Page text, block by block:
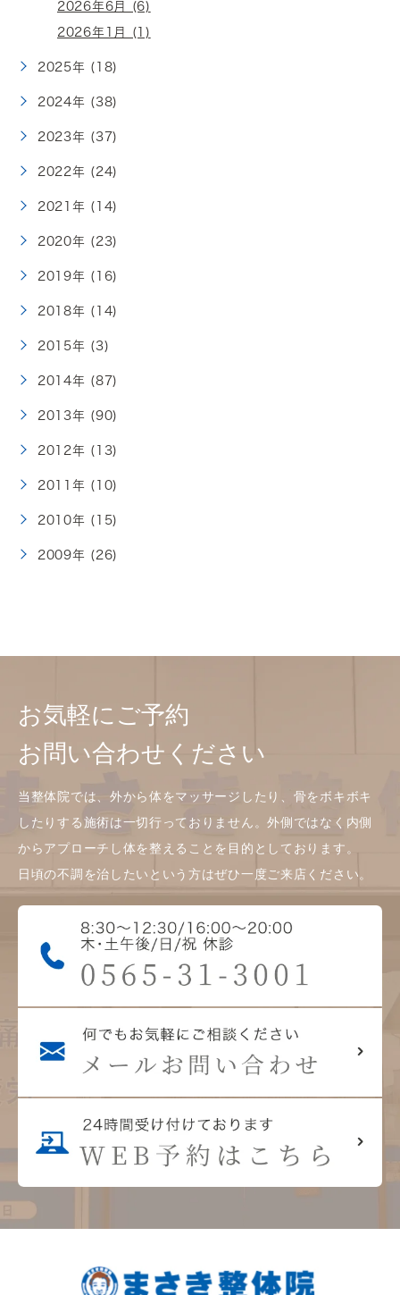
2026年6月 (6)
2026年1月 (1)
2025年 (18)
2024年 (38)
2023年 (37)
2022年 (24)
2021年 (14)
2020年 (23)
2019年 (16)
2018年 (14)
2015年 (3)
2014年 (87)
2013年 (90)
2012年 (13)
2011年 (10)
2010年 (15)
2009年 (26)
お気軽にご予約
お問い合わせください
当整体院では、外から体をマッサージしたり、骨をボキボキ
したりする施術は一切行っておりません。外側ではなく内側
からアプローチし体を整えることを目的としております。
日頃の不調を治したいという方はぜひ一度ご来店ください。